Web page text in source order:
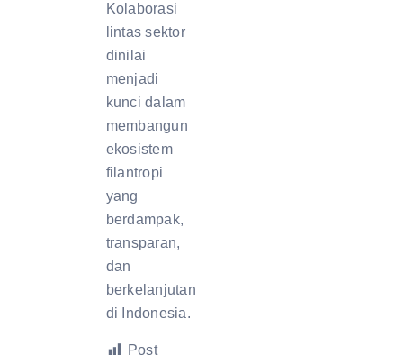
Kolaborasi
lintas sektor
dinilai
menjadi
kunci dalam
membangun
ekosistem
filantropi
yang
berdampak,
transparan,
dan
berkelanjutan
di Indonesia.
Post